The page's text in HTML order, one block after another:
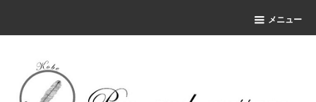
メニュー